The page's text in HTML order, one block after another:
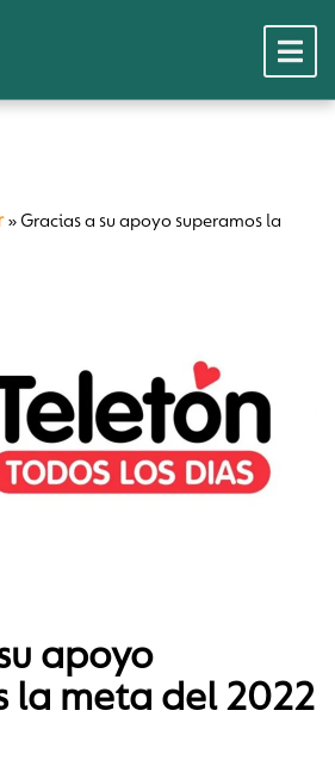
» Gracias a su apoyo superamos la
apoyo
la meta del 2022